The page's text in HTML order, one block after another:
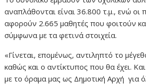
αναπλάθονται είναι 36.800 τ.μ., ενώ οι
αφορούν 2.665 μαθητές που φοιτούν
σύμφωνα με τα φετινά στοιχεία.
«Γίνεται, επομένως, αντιληπτό το
καθώς και ο αντίκτυπος που θα έχει.
με το όραμα μας ως Δημοτική Αρχή για